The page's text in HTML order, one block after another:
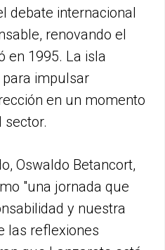
debate internacional
renovando el
en 1995. La isla
impulsar
en un momento
Oswaldo Betancort,
"una jornada que
y nuestra
las reflexiones